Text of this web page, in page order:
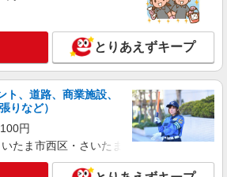
詳細を見る
/お仕事No/0892466
オペレーター
給1300円交通費全額支給
城県日立市 ＊車・バイク通勤OK
詳細を見る
とりあえずキープ
、道路、商業施設、
りなど）
円
たま市西区・さいたま市岩槻区・久喜市・